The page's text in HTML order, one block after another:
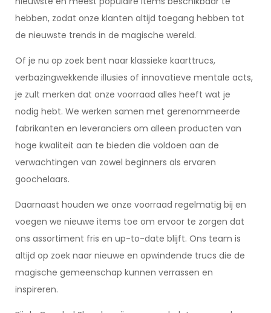
hebben, zodat onze klanten altijd toegang hebben tot
de nieuwste trends in de magische wereld.
Of je nu op zoek bent naar klassieke kaarttrucs,
verbazingwekkende illusies of innovatieve mentale acts,
je zult merken dat onze voorraad alles heeft wat je
nodig hebt. We werken samen met gerenommeerde
fabrikanten en leveranciers om alleen producten van
hoge kwaliteit aan te bieden die voldoen aan de
verwachtingen van zowel beginners als ervaren
goochelaars.
Daarnaast houden we onze voorraad regelmatig bij en
voegen we nieuwe items toe om ervoor te zorgen dat
ons assortiment fris en up-to-date blijft. Ons team is
altijd op zoek naar nieuwe en opwindende trucs die de
magische gemeenschap kunnen verrassen en
inspireren.